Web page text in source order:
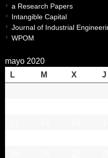
a Research Papers
Intangible Capital
Journal of Industrial
WPOM
mayo 2020
L
M X J